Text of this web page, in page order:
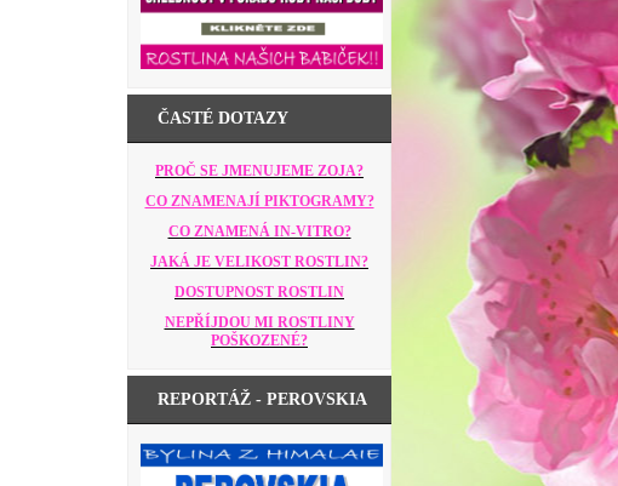
ČASTÉ DOTAZY
PROČ SE JMENUJEME ZOJA?
CO ZNAMENAJÍ PIKTOGRAMY?
CO ZNAMENÁ IN-VITRO?
JAKÁ JE VELIKOST ROSTLIN?
DOSTUPNOST ROSTLIN
NEPŘÍJDOU MI ROSTLINY
POŠKOZENÉ?
REPORTÁŽ - PEROVSKIA